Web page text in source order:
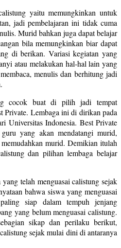
yaitu memungkinkan untuk
jadi pembelajaran ini tidak cuma
Murid bahkan juga dapat belajar
bila memungkinkan biar dapat
di berikan. Variasi kegiatan yang
atau melakukan hal-hal lain yang
menulis dan berhitung jadi
cocok buat di pilih jadi tempat
Private. Lembaga ini di dirikan pada
Universitas Indonesia. Best Private
yang akan mendatangi murid,
murid. Demikian itulah
dan pilihan lembaga belajar
telah menguasai calistung sejak
bahwa siswa yang menguasai
siap dalam tempuh jenjang
yang belum menguasai calistung.
sikap dan perilaku berikut,
sejak mulai dini di antaranya